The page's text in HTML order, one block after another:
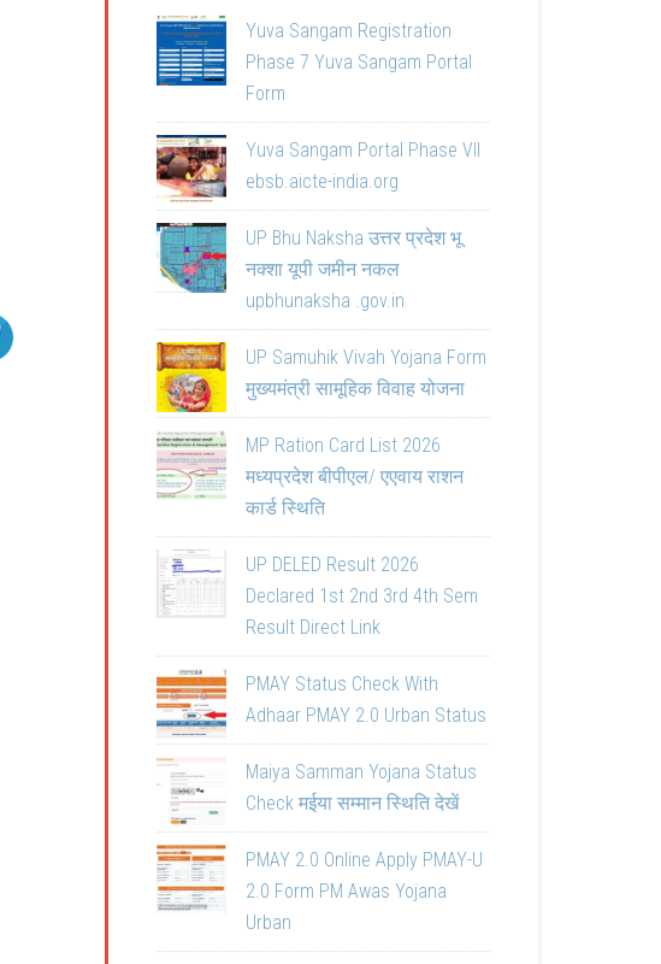
Yuva Sangam Registration
Phase 7 Yuva Sangam Portal
Form
Yuva Sangam Portal Phase VII
ebsb.aicte-india.org
UP Bhu Naksha उत्तर प्रदेश भू
नक्शा यूपी जमीन नकल
upbhunaksha .gov.in
UP Samuhik Vivah Yojana Form
मुख्यमंत्री सामूहिक विवाह योजना
MP Ration Card List 2026
मध्यप्रदेश बीपीएल/ एएवाय राशन
कार्ड स्थिति
UP DELED Result 2026
Declared 1st 2nd 3rd 4th Sem
Result Direct Link
PMAY Status Check With
Adhaar PMAY 2.0 Urban Status
Maiya Samman Yojana Status
Check मईया सम्मान स्थिति देखें
PMAY 2.0 Online Apply PMAY-U
2.0 Form PM Awas Yojana
Urban